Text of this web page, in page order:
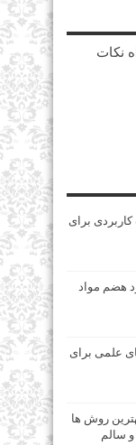
نکات
برای
هضم مواد
علمی برای
روش‌ ها
سالم